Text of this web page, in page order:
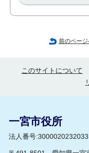
前のペー
このサイトについて
一宮市役所
法人番号:3000020232033